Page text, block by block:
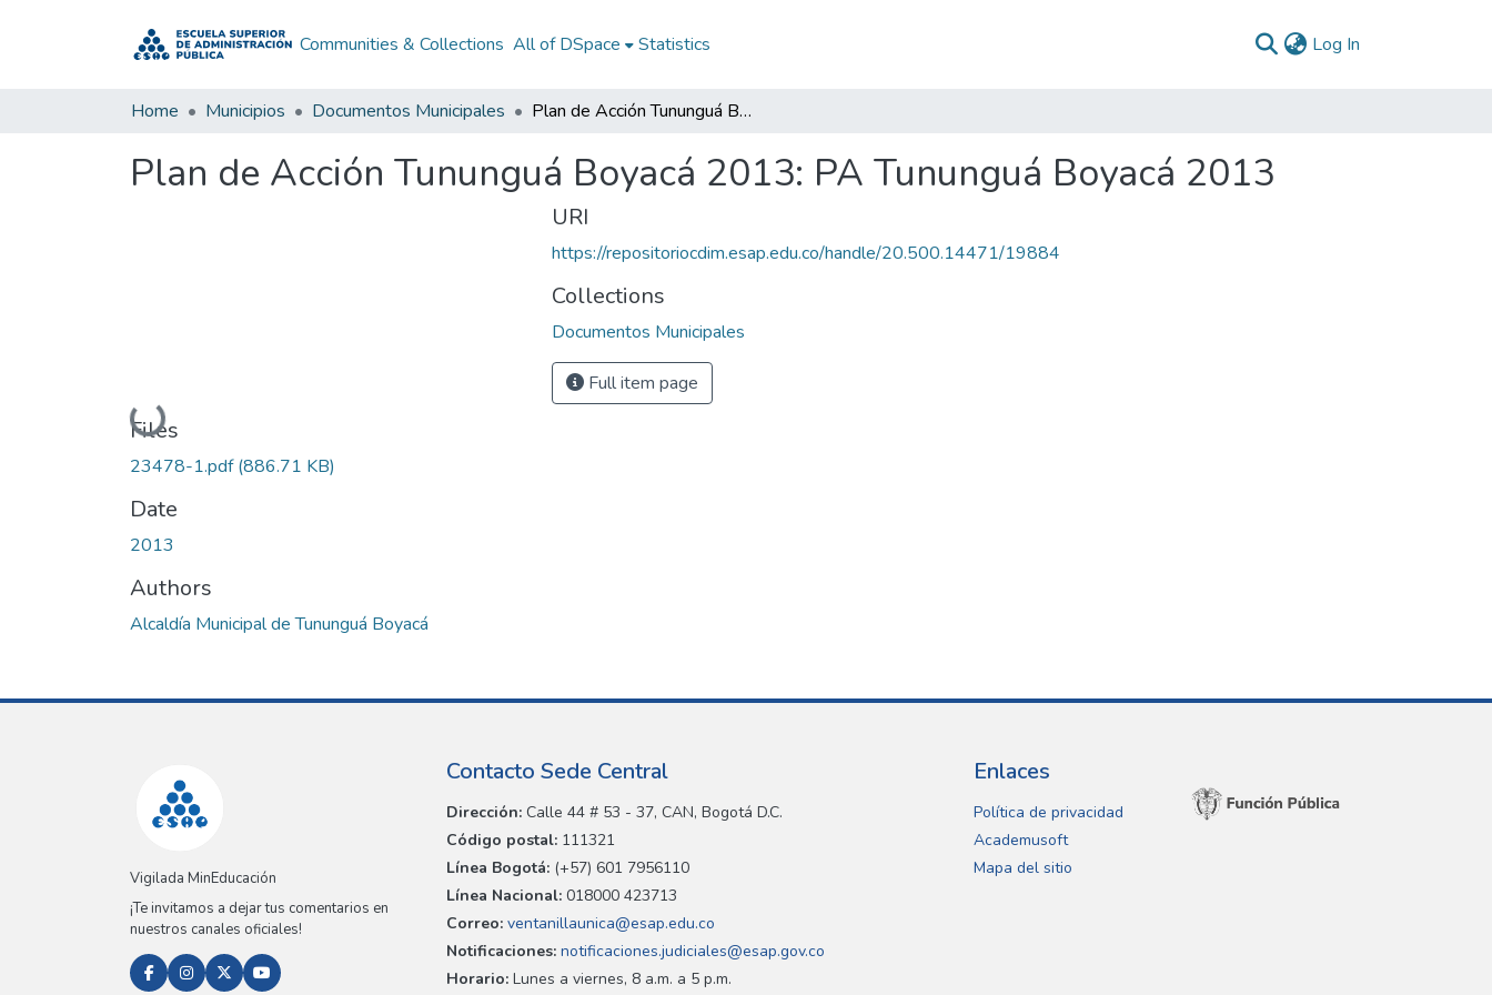
Communities & Collections All of DSpace Statistics Log In
Home Municipios Documentos Municipales Plan de Acción Tununguá Boyacá 2013: PA Tununguá Boyacá 2013
Plan de Acción Tununguá Boyacá 2013: PA Tununguá Boyacá 2013
Loading...
Files
23478-1.pdf(886.71 KB)
Date
2013
Authors
Alcaldía Municipal de Tununguá Boyacá
URI
https://repositoriocdim.esap.edu.co/handle/20.500.14471/19884
Collections
Documentos Municipales
Full item page
Vigilada MinEducación
¡Te invitamos a dejar tus comentarios en
nuestros canales oficiales!
Contacto Sede Central
Dirección: Calle 44 # 53 - 37, CAN, Bogotá D.C.
Código postal: 111321
Línea Bogotá: (+57) 601 7956110
Línea Nacional: 018000 423713
Correo: ventanillaunica@esap.edu.co
Notificaciones: notificaciones.judiciales@esap.gov.co
Horario: Lunes a viernes, 8 a.m. a 5 p.m.
Enlaces
Política de privacidad
Academusoft
Mapa del sitio